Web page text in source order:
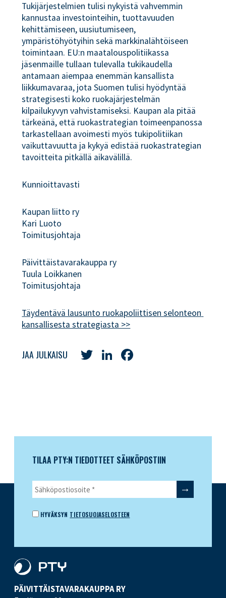
Tukijärjestelmien tulisi nykyistä vahvemmin
kannustaa investointeihin, tuottavuuden
kehittämiseen, uusiutumiseen,
ympäristöhyötyihin sekä markkinalähtöiseen
toimintaan. EU:n maatalouspolitiikassa
jäsenmaille tullaan tulevalla tukikaudella
antamaan aiempaa enemmän kansallista
liikkumavaraa, jota Suomen tulisi hyödyntää
strategisesti koko ruokajärjestelmän
kilpailukyvyn vahvistamiseksi. Kaupan ala pitää
tärkeänä, että ruokastrategian toimeenpanossa
tarkastellaan avoimesti myös tukipolitiikan
vaikuttavuutta ja kykyä edistää ruokastrategian
tavoitteita pitkällä aikavälillä.
Kunnioittavasti
Kaupan liitto ry
Kari Luoto
Toimitusjohtaja
Päivittäistavarakauppa ry
Tuula Loikkanen
Toimitusjohtaja
Täydentävä lausunto ruokapoliittisen selonteon
kansallisesta strategiasta >>
JAA JULKAISU TwitterLinkedIn
TILAA PTY:N TIEDOTTEET SÄHKÖPOSTIIN
HYVÄKSYN TIETOSUOJASELOSTEEN
PÄIVITTÄISTAVARA­KAUPPA RY